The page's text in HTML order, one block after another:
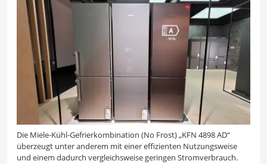
Die Miele-Kühl-Gefrierkombination (No Frost) „KFN 4898 AD“
überzeugt unter anderem mit einer effizienten Nutzungsweise
und einem dadurch vergleichsweise geringen Stromverbrauch.